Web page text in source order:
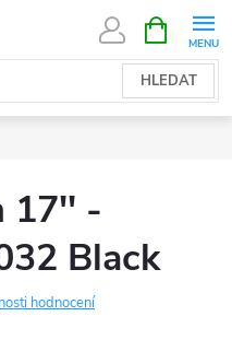
HLEDAT
NÁKUPNÍ
KOŠÍK
17'' -
Black
hodnocení